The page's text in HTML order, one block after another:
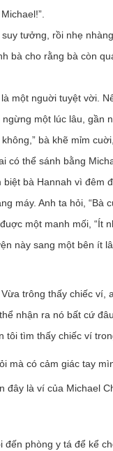
tưởng, rồi nhẹ
bà cho rằng bà còn
một nguời tuyệt vời.
một lúc lâu, gần
bà khẽ mỉm
có thể sánh bằng
bà Hannah vì đêm
máy. Anh ta hỏi, “Bà
một manh mối, “Ít
này sang một bên ít
trông thấy chiếc ví,
nhận ra nó bất cứ
tôi tìm thấy chiếc ví
mà có cảm giác tay
đây là ví của Michael
đến phòng y tá để kể